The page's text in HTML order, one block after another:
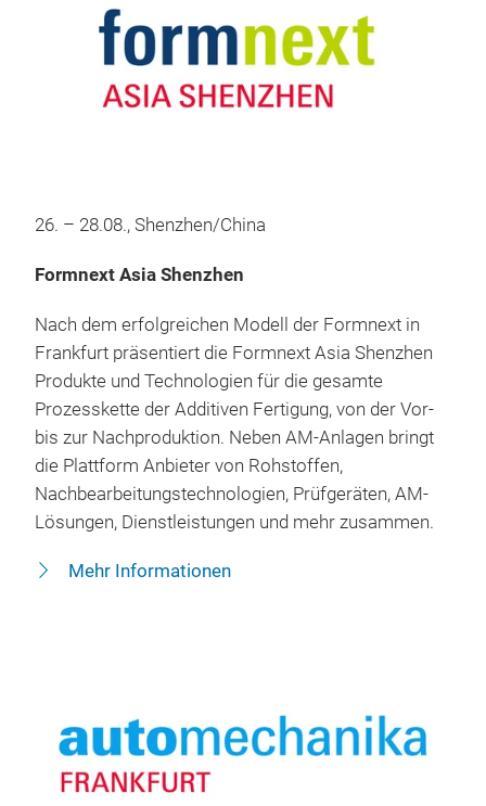
26. – 28.08., Shenzhen/China
Formnext Asia Shenzhen
Nach dem erfolgreichen Modell der Formnext in
Frankfurt präsentiert die Formnext Asia Shenzhen
Produkte und Technologien für die gesamte
Prozesskette der Additiven Fertigung, von der Vor-
bis zur Nachproduktion. Neben AM-Anlagen bringt
die Plattform Anbieter von Rohstoffen,
Nachbearbeitungstechnologien, Prüfgeräten, AM-
Lösungen, Dienstleistungen und mehr zusammen.
Mehr Informationen